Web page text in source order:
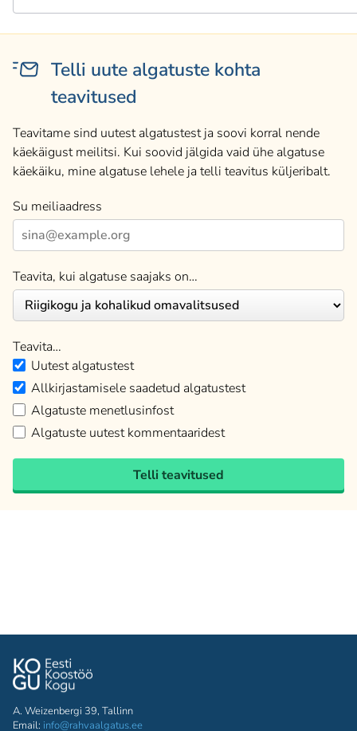
Telli uute algatuste kohta
teavitused
Teavitame sind uutest algatustest ja soovi korral nende
käekäigust meilitsi. Kui soovid jälgida vaid ühe algatuse
käekäiku, mine algatuse lehele ja telli teavitus küljeribalt.
Su meiliaadress
Teavita, kui algatuse saajaks on…
Teavita…
Uutest algatustest
Allkirjastamisele saadetud algatustest
Algatuste menetlusinfost
Algatuste uutest kommentaaridest
Telli teavitused
A. Weizenbergi 39, Tallinn
Email: info@rahvaalgatus.ee